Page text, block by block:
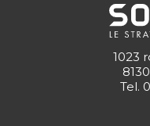
1023
Tel.